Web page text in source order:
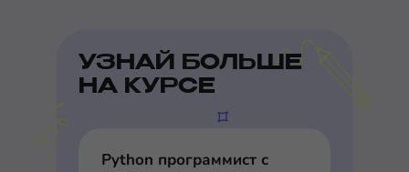
УЗНАЙ БОЛЬШЕ
НА КУРСЕ
Python программист с